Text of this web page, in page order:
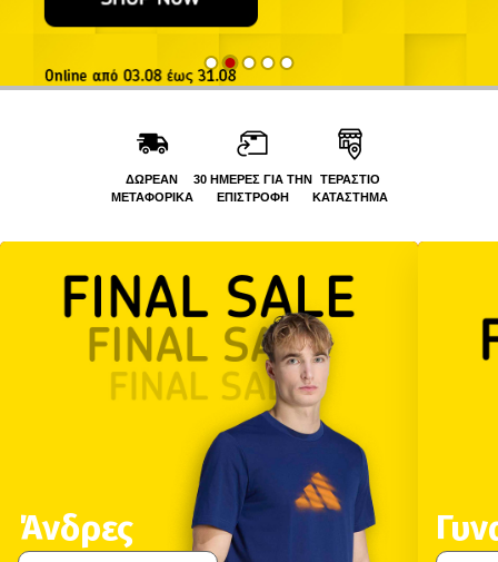
ΔΩΡΕΑΝ
ΜΕΤΑΦΟΡΙΚΑ
30 ΗΜΕΡΕΣ ΓΙΑ ΤΗΝ
ΕΠΙΣΤΡΟΦΗ
ΤΕΡΑΣΤΙΟ
ΚΑΤΑΣΤΗΜΑ
Άνδρες